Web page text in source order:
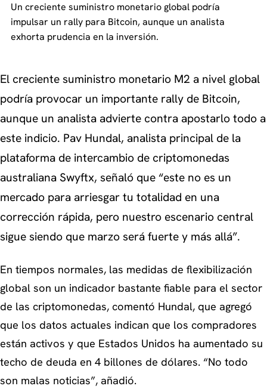
Un creciente suministro monetario global podría
impulsar un rally para Bitcoin, aunque un analista
exhorta prudencia en la inversión.
El creciente suministro monetario M2 a nivel global
podría provocar un importante rally de Bitcoin,
aunque un analista advierte contra apostarlo todo a
este indicio. Pav Hundal, analista principal de la
plataforma de intercambio de criptomonedas
australiana Swyftx, señaló que “este no es un
mercado para arriesgar tu totalidad en una
corrección rápida, pero nuestro escenario central
sigue siendo que marzo será fuerte y más allá”.
En tiempos normales, las medidas de flexibilización
global son un indicador bastante fiable para el sector
de las criptomonedas, comentó Hundal, que agregó
que los datos actuales indican que los compradores
están activos y que Estados Unidos ha aumentado su
techo de deuda en 4 billones de dólares. “No todo
son malas noticias”, añadió.